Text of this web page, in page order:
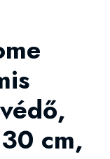
cm,